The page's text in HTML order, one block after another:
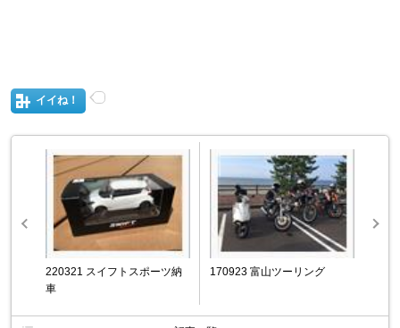
イイね！
220321 スイフトスポーツ納
車
170923 富山ツーリング